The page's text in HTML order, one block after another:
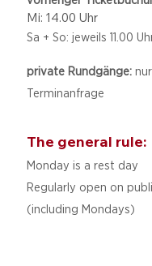
Mi: 14.00 Uhr
Sa + So: jeweils 11.00
private Rundgänge:
Terminanfrage
The general rule:
Monday is a rest day
Regularly open on
(including Mondays)